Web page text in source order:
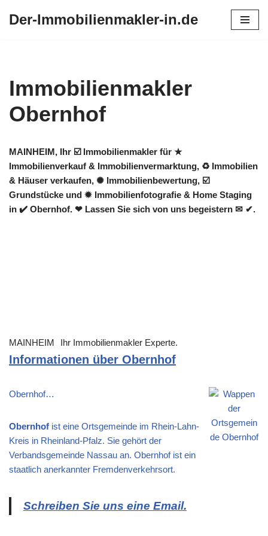
Der-Immobilienmakler-in.de
Immobilienmakler
Obernhof
MAINHEIM, Ihr ☑️ Immobilienmakler für ★
Immobilienverkauf & Immobilienvermarktung, ♻ Immobilien
& Häuser verkaufen, ✺ Immobilienbewertung, ☑️
Grundstücke und ✹ Immobilienfotografie & Home Staging
in ✔️ Obernhof. ❤ Lassen Sie sich von uns begeistern ✉ ✔.
MAINHEIM Ihr Immobilienmakler Experte.
Informationen über Obernhof
Obernhof…
Obernhof ist eine Ortsgemeinde im Rhein-Lahn-
Kreis in Rheinland-Pfalz. Sie gehört der
Verbandsgemeinde Nassau an. Obernhof ist ein
staatlich anerkannter Fremdenverkehrsort.
Schreiben Sie uns eine Email.